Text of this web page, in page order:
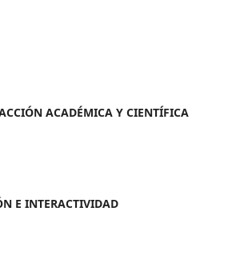
ACADÉMICA Y CIENTÍFICA
E INTERACTIVIDAD